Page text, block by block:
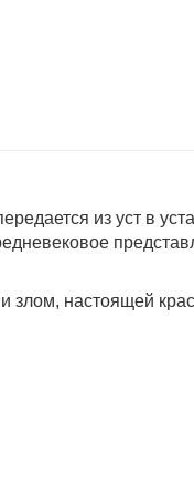
из уст в
настоящей